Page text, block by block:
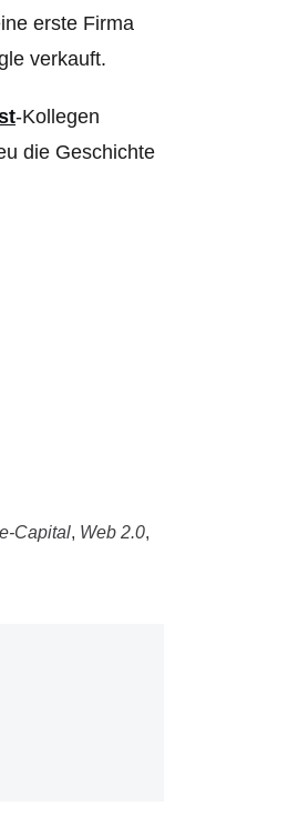
erste Firma
verkauft.
-Kollegen
die Geschichte
Capital, Web 2.0,